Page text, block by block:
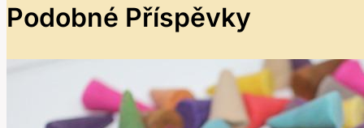
Podobné Příspěvky